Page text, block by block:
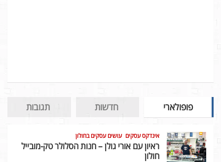
פופולארי חדשות תגובות
אינדקס עסקים עושים עסקים בחולון
ראיון עם אורי גולן – חנות הסלולר טק-מובייל
חולון